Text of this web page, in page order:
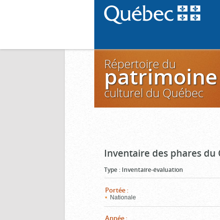
Répertoire du
patrimoine
culturel du Québec
Inventaire des phares du
Type : Inventaire-évaluation
Portée :
Nationale